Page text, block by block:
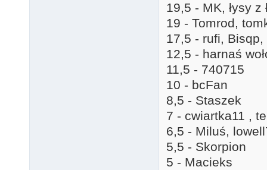
19,5 - MK, łysy z
19 - Tomrod,
17,5 - rufi, Bisqp,
12,5 - harnaś
11,5 - 740715
10 - bcFan
8,5 - Staszek
7 - cwiartka11 ,
6,5 - Miluś,
5,5 - Skorpion
5 - Macieks